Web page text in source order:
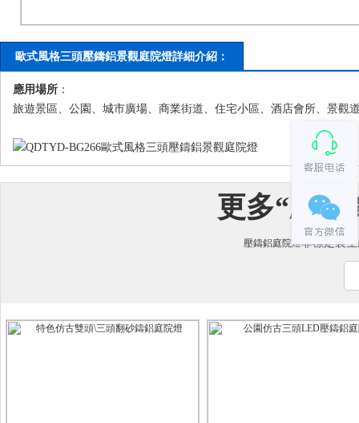
歐式風格三頭壓鑄鋁景觀庭院燈詳細介紹：
應用場所 ：
旅遊景區、公園、城市廣場、商業街道、住宅小區、酒店會所、景觀
更多“壓鑄
壓鑄鋁庭院燈非標定製